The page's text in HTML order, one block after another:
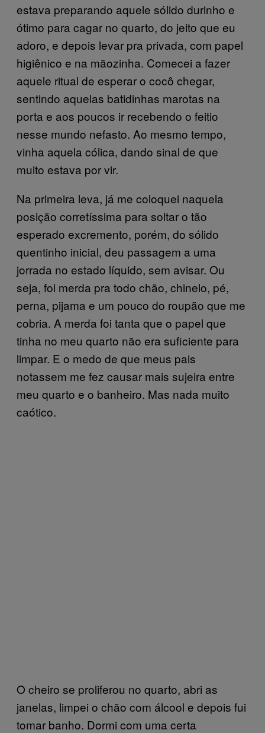
estava preparando aquele sólido durinho e
ótimo para cagar no quarto, do jeito que eu
adoro, e depois levar pra privada, com papel
higiênico e na mãozinha. Comecei a fazer
aquele ritual de esperar o cocô chegar,
sentindo aquelas batidinhas marotas na
porta e aos poucos ir recebendo o feitio
nesse mundo nefasto. Ao mesmo tempo,
vinha aquela cólica, dando sinal de que
muito estava por vir.
Na primeira leva, já me coloquei naquela
posição corretíssima para soltar o tão
esperado excremento, porém, do sólido
quentinho inicial, deu passagem a uma
jorrada no estado líquido, sem avisar. Ou
seja, foi merda pra todo chão, chinelo, pé,
perna, pijama e um pouco do roupão que me
cobria. A merda foi tanta que o papel que
tinha no meu quarto não era suficiente para
limpar. E o medo de que meus pais
notassem me fez causar mais sujeira entre
meu quarto e o banheiro. Mas nada muito
caótico.
O cheiro se proliferou no quarto, abri as
janelas, limpei o chão com álcool e depois fui
tomar banho. Dormi com uma certa